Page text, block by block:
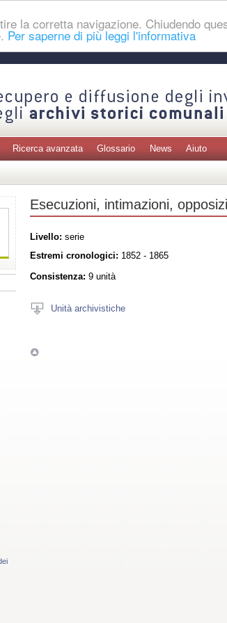
la corretta navigazione. Chiudendo
Per saperne di più leggi l'informativa
Ricerca avanzata Glossario News Aiuto
Esecuzioni, intimazioni,
Livello: serie
Estremi cronologici: 1852 - 1865
Consistenza: 9 unità
Unità archivistiche